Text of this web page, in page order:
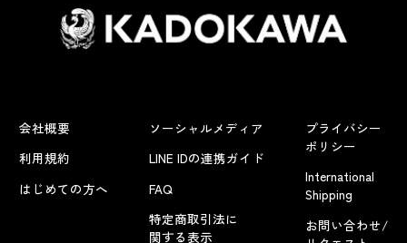
会社概要
利用規約
はじめての方へ
ソーシャルメディア
LINE IDの連携ガイド
FAQ
特定商取引法に
関する表示
プライバシー
ポリシー
International
Shipping
お問い合わせ/